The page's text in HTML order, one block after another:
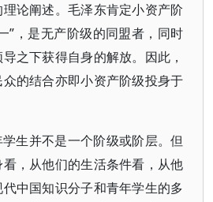
论阐述。毛泽东肯定小资产阶
”，是无产阶级的同盟者，同时
之下获得自身的解放。因此，
的结合亦即小资产阶级投身于
生并不是一个阶级或阶层。但
，从他们的生活条件看，从他
中国知识分子和青年学生的多